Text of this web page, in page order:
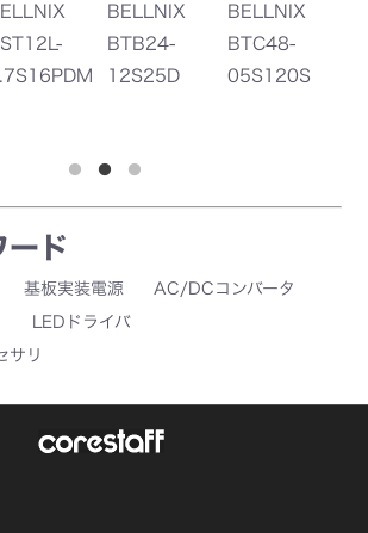
BELLNIX
BTB24-
12S25D
BELLNIX
BTC48-
05S120S
ード
基板実装電源
AC/DCコンバータ
LEDドライバ
サリ